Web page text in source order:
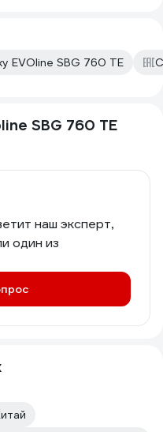
EVOline SBG 760 TE
SBG 760 TE
наш эксперт,
один из